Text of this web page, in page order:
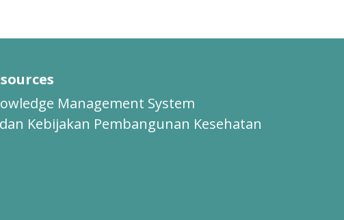
Management System
Kebijakan Pembangunan Kesehatan